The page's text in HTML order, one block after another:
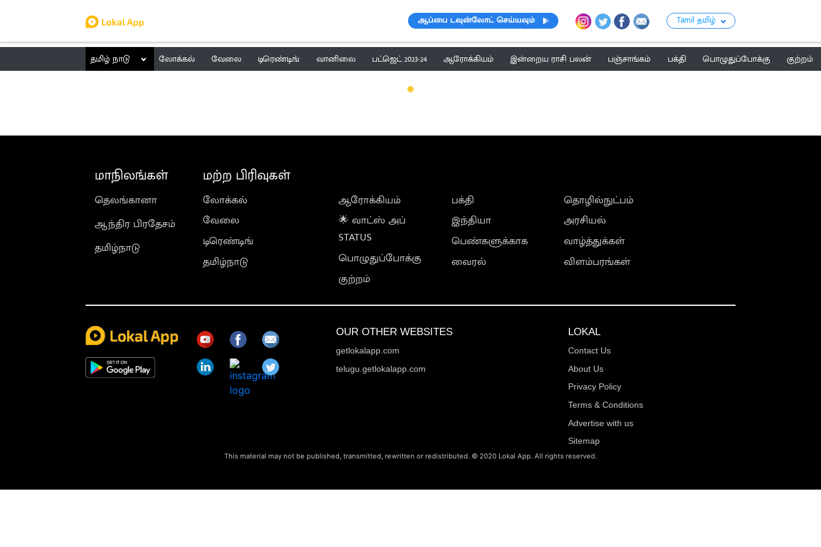
ஆப்பை டவுன்லோட் செய்யவும் Tamil தமிழ்
தமிழ் நாடு லோக்கல் வேலை டிரெண்டிங் வானிலை பட்ஜெட் 2023-24 ஆரோக்கியம் இன்றைய ராசி பலன் பஞ்சாங்கம் பக்தி பொழுதுப்போக்கு குற்றம்
மாநிலங்கள்
தெலங்கானா
ஆந்திர பிரதேசம்
தமிழ்நாடு
மற்ற பிரிவுகள்
லோக்கல்
வேலை
டிரெண்டிங்
தமிழ்நாடு
ஆரோக்கியம்
🌟 வாட்ஸ் அப்
STATUS
பொழுதுப்போக்கு
குற்றம்
பக்தி
இந்தியா
பெண்களுக்காக
வைரல்
தொழில்நுட்பம்
அரசியல்
வாழ்த்துக்கள்
விளம்பரங்கள்
OUR OTHER WEBSITES
getlokalapp.com
telugu.getlokalapp.com
LOKAL
Contact Us
About Us
Privacy Policy
Terms & Conditions
Advertise with us
Sitemap
This material may not be published, transmitted, rewritten or redistributed. © 2020 Lokal App. All rights reserved.